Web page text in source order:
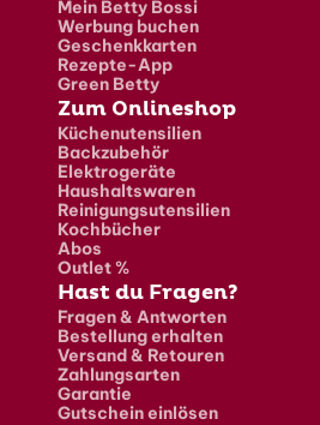
Mein Betty Bossi
Werbung buchen
Geschenkkarten
Rezepte-App
Green Betty
Zum Onlineshop
Küchenutensilien
Backzubehör
Elektrogeräte
Haushaltswaren
Reinigungsutensilien
Kochbücher
Abos
Outlet %
Hast du Fragen?
Fragen & Antworten
Bestellung erhalten
Versand & Retouren
Zahlungsarten
Garantie
Gutschein einlösen